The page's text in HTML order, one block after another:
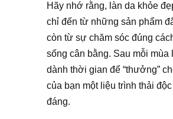
Hãy nhớ rằng, làn da khỏe
chỉ đến từ những sản phẩm
còn từ sự chăm sóc đúng
sống cân bằng. Sau mỗi mùa
dành thời gian để “thưởng”
của bạn một liệu trình thải
đáng.